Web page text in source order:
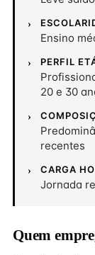
Ensino
PERFIL
20 e 30
recentes
CARGA
Jornada
Quem